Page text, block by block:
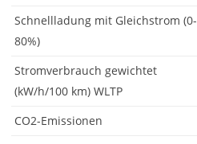
Schnellladung mit Gleichstrom (0-
80%)
Stromverbrauch gewichtet
(kW/h/100 km) WLTP
CO2-Emissionen